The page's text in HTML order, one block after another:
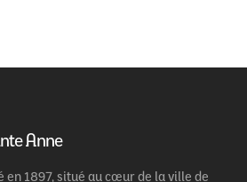
Anne
en 1897, situé au cœur de la ville de